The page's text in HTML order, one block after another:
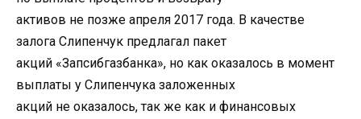
активов не позже апреля 2017 года. В качестве
залога Слипенчук предлагал пакет
акций «Запсибгазбанка», но как оказалось в момент
выплаты у Слипенчука заложенных
акций не оказалось, так же как и финансовых